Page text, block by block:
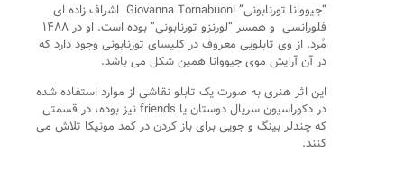
“جیووانا تورنابونی” Giovanna Tornabuoni اشراف زاده ای
فلورانسی و همسر “لورنزو تورنابونی” بوده است. او در ۱۴۸۸
مُرد. از وی تابلویی معروف در کلیسای تورنابونی وجود دارد که
در آن آرایش موی جیووانا همین شکل می باشد.
این اثر هنری به صورت یک تابلو نقاشی از موارد استفاده شده
در دکوراسیون سریال دوستان یا friends نیز بوده، در قسمتی
که چندلر بینگ و جویی برای باز کردن در کمد مونیکا تلاش می
کنند.